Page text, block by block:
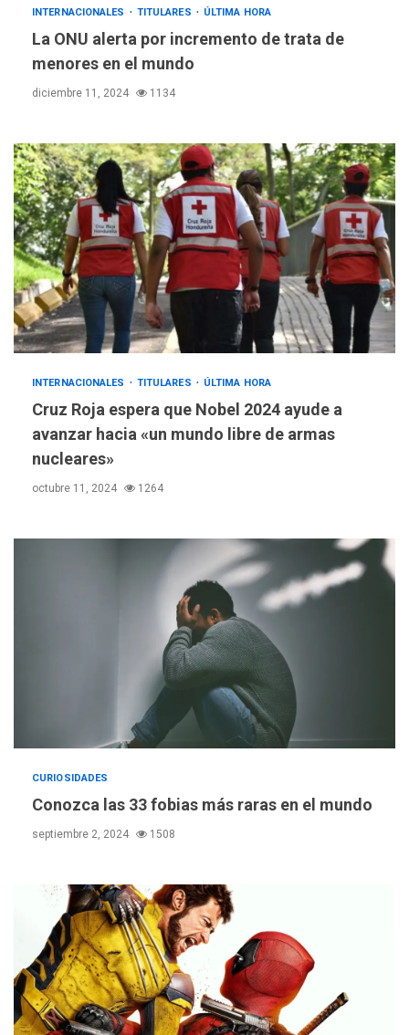
INTERNACIONALES TITULARES ÚLTIMA HORA
La ONU alerta por incremento de trata de
menores en el mundo
diciembre 11, 2024 1134
INTERNACIONALES TITULARES ÚLTIMA HORA
Cruz Roja espera que Nobel 2024 ayude a
avanzar hacia «un mundo libre de armas
nucleares»
octubre 11, 2024 1264
CURIOSIDADES
Conozca las 33 fobias más raras en el mundo
septiembre 2, 2024 1508